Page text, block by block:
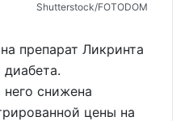
Shutterstoсk/FOTODOM
препарат Ликринта
диабета.
него снижена
цены на